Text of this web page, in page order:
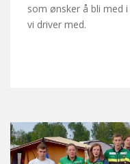
som ønsker å bli med
vi driver med.